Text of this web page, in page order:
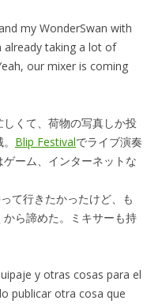
my WonderSwan with
already taking a lot of
our mixer is coming
くて、荷物の写真しか投
Blip Festivalでライブ演奏
ーム、インターネットな
て行きたかったけど、も
ら諦めた。ミキサーも持
y otras cosas para el
publicar otra cosa que